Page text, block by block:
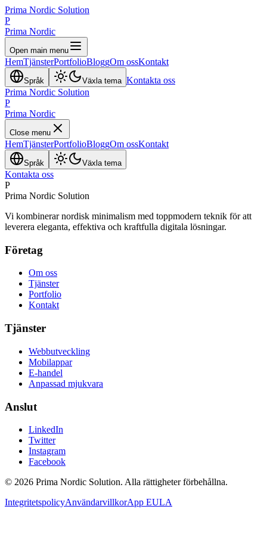
Prima Nordic Solution
P
Prima Nordic
Open main menu
HemTjänsterPortfolioBloggOm ossKontakt
Språk Växla tema Kontakta oss
Prima Nordic Solution
P
Prima Nordic
Close menu
HemTjänsterPortfolioBloggOm ossKontakt
Språk Växla tema
Kontakta oss
P
Prima Nordic Solution
Vi kombinerar nordisk minimalism med toppmodern teknik för att
leverera eleganta, effektiva och kraftfulla digitala lösningar.
Företag
Om oss
Tjänster
Portfolio
Kontakt
Tjänster
Webbutveckling
Mobilappar
E-handel
Anpassad mjukvara
Anslut
LinkedIn
Twitter
Instagram
Facebook
© 2026 Prima Nordic Solution. Alla rättigheter förbehållna.
IntegritetspolicyAnvändarvillkorApp EULA